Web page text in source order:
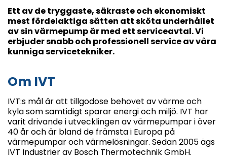
Ett av de tryggaste, säkraste och ekonomiskt
mest fördelaktiga sätten att sköta underhållet
av sin värmepump är med ett serviceavtal. Vi
erbjuder snabb och professionell service av våra
kunniga servicetekniker.
Om IVT
IVT:s mål är att tillgodose behovet av värme och
kyla som samtidigt sparar energi och miljö. IVT har
varit drivande i utvecklingen av värmepumpar i över
40 år och är bland de främsta i Europa på
värmepumpar och värmelösningar. Sedan 2005 ägs
IVT Industrier av Bosch Thermotechnik GmbH.